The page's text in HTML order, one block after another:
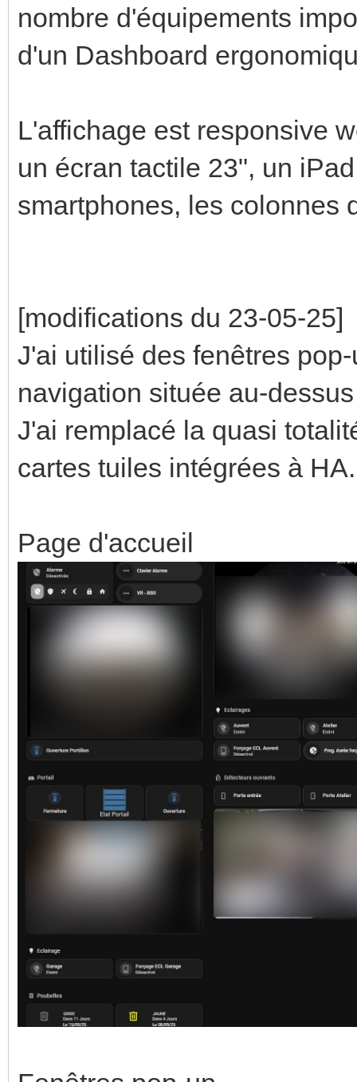
nombre d'équipements
d'un Dashboard
L'affichage est responsive
un écran tactile 23", un
smartphones, les colonnes
[modifications du 23-05-25]
J'ai utilisé des fenêtres
navigation située au-
J'ai remplacé la quasi
cartes tuiles intégrées à HA.
Page d'accueil